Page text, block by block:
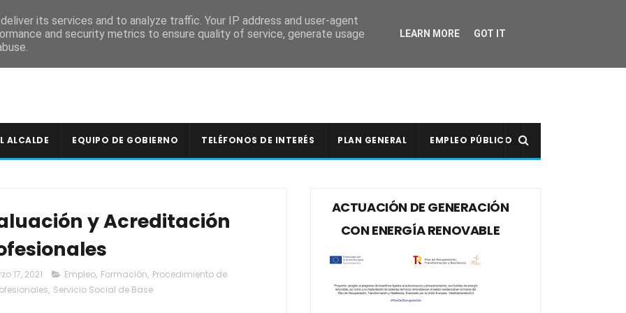
ALCALDE EQUIPO DE GOBIERNO TELÉFONOS DE INTERÉS PLAN GENERAL EMPLEO PÚBLICO
y Acreditación
17, 2021 Empleo, Formación, Procedimiento de
, Servicio Social de Base
ACTUACIÓN DE GENERACIÓN
CON ENERGÍA RENOVABLE
its services and to analyze traffic. Your IP address and user-agent
and security metrics to ensure quality of service, generate usage
LEARN MORE GOT IT